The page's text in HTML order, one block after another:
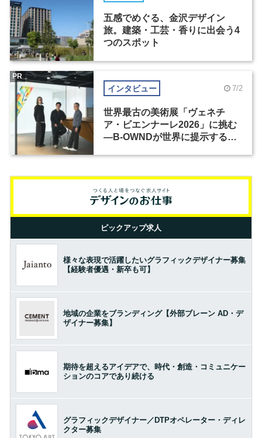
五感でめぐる、金沢デザイン
旅。建築・工芸・香りに出会う4
つのスポット
インタビュー 7/2
世界最古の美術展「ヴェネチ
ア・ビエンナーレ2026」に挑む
―B-OWNDが世界に提示する美
PR
ピックアップ求人
様々な表現で活躍したいグラフィックデザイナー募集
【経験者優遇・新卒も可】
地域の企業をブランディング【外部ブレーン AD・デ
ザイナー募集】
期待を超えるアイデアで、時代・創造・コミュニケー
ションのコアであり続ける
グラフィックデザイナー／DTPオペレーター・ディレ
クター募集